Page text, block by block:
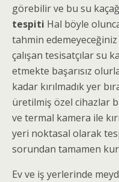
görebilir ve bu su
tespiti Hal böyle
tahmin
çalışan tesisatçılar su
etmekte başarısız
kadar kırılmadık yer
üretilmiş özel cihazlar
ve termal kamera ile
yeri noktasal olarak
sorundan tamamen
Ev ve iş yerlerinde